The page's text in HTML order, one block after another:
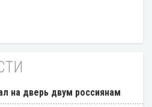
на дверь двум россиянам